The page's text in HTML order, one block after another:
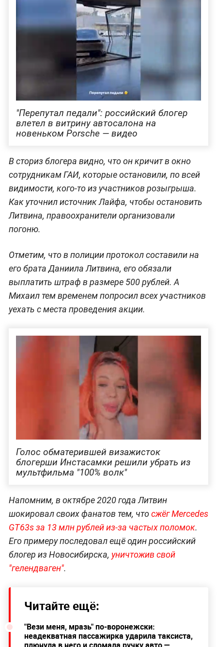
"Перепутал педали": российский блогер
влетел в витрину автосалона на
новеньком Porsche — видео
В сториз блогера видно, что он кричит в окно
сотрудникам ГАИ, которые остановили, по всей
видимости, кого-то из участников розыгрыша.
Как уточнил источник Лайфа, чтобы остановить
Литвина, правоохранители организовали
погоню.
Отметим, что в полиции протокол составили на
его брата Даниила Литвина, его обязали
выплатить штраф в размере 500 рублей. А
Михаил тем временем попросил всех участников
уехать с места проведения акции.
Голос обматерившей визажисток
блогерши Инстасамки решили убрать из
мультфильма "100% волк"
Напомним, в октябре 2020 года Литвин
шокировал своих фанатов тем, чтосжёг Mercedes
GT63s за 13 млн рублей из-за частых поломок.
Его примеру последовал ещё один российский
блогер из Новосибирска, уничтожив свой
"гелендваген".
Читайте ещё:
"Вези меня, мразь" по-воронежски:
неадекватная пассажирка ударила таксиста,